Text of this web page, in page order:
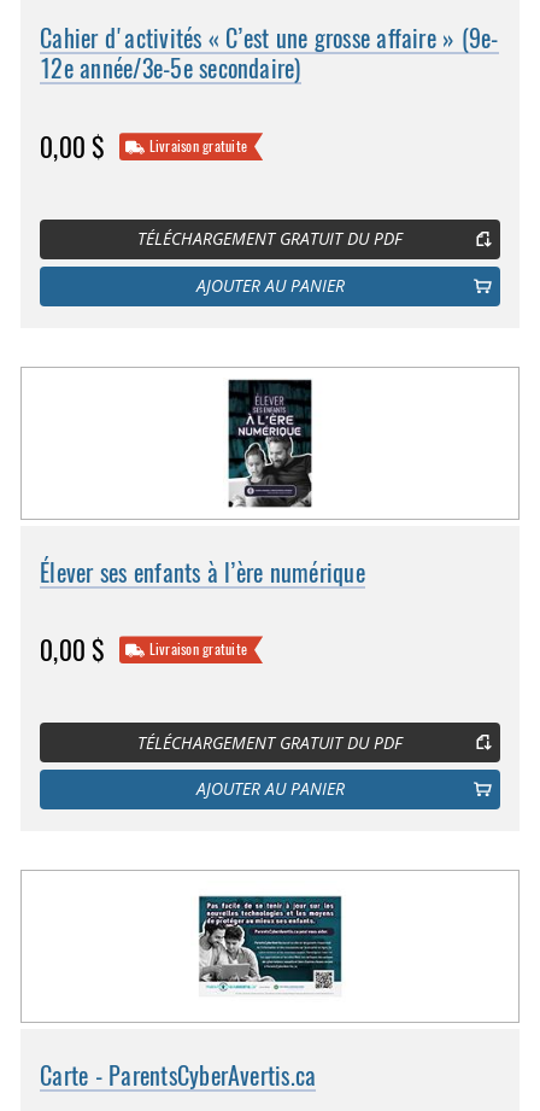
Cahier d'activités « C’est une grosse affaire » (9e-
12e année/3e-5e secondaire)
0,00 $ Livraison gratuite
TÉLÉCHARGEMENT GRATUIT DU PDF
AJOUTER AU PANIER
Élever ses enfants à l’ère numérique
0,00 $ Livraison gratuite
TÉLÉCHARGEMENT GRATUIT DU PDF
AJOUTER AU PANIER
Carte - ParentsCyberAvertis.ca